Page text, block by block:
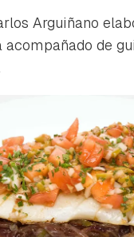
Arguiñano
acompañado de